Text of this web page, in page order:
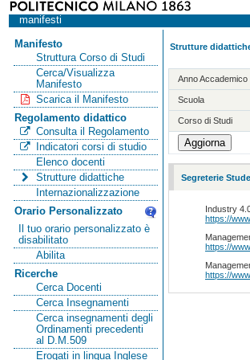
manifesti
Manifesto
Struttura Corso di Studi
Cerca/Visualizza
Manifesto
Scarica il Manifesto
Regolamento didattico
Consulta il Regolamento
Indicatori corsi di studio
Elenco docenti
Strutture didattiche
Internazionalizzazione
Orario Personalizzato
Il tuo orario personalizzato è
disabilitato
Abilita
Ricerche
Cerca Docenti
Cerca Insegnamenti
Cerca insegnamenti degli
Ordinamenti precedenti
al D.M.509
Erogati in lingua Inglese
Strutture
Anno Accademico
Scuola
Corso di Studi
Segreterie
Industry
https://
https://
https://